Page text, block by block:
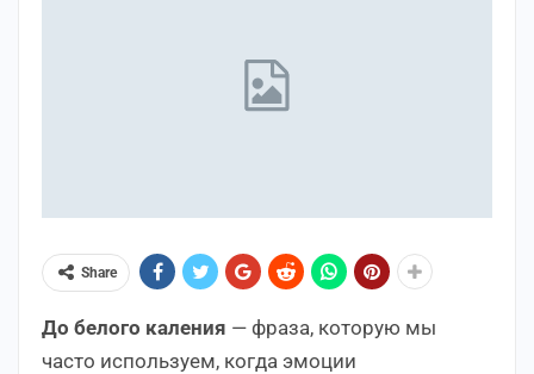
Share
До белого каления — фраза, которую мы
часто используем, когда эмоции